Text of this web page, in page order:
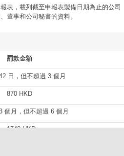
表，載列截至申報表製備日期為止的公司
董事和公司秘書的資料。
罰款金額
日，但不超過 3 個月
870 HKD
個月，但不超過 6 個月
1740 HKD